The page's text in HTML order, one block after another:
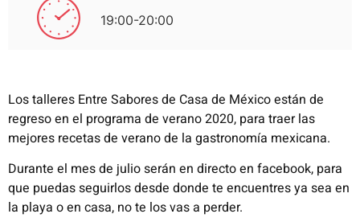
19:00-20:00
Los talleres Entre Sabores de Casa de México están de
regreso en el programa de verano 2020, para traer las
mejores recetas de verano de la gastronomía mexicana.
Durante el mes de julio serán en directo en facebook, para
que puedas seguirlos desde donde te encuentres ya sea en
la playa o en casa, no te los vas a perder.